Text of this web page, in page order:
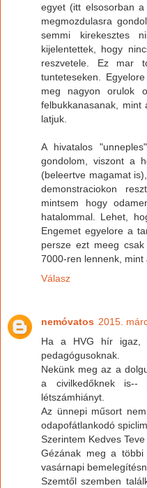
egyet (itt elsosorban
megmozdulasra
semmi kirekesztes
kijelentettek, hogy
reszvetele. Ez mar
tunteteseken.
meg nagyon orulok
felbukkanasanak, mint
latjuk.
A hivatalos
gondolom, viszont a
(beleertve magamat
demonstraciokon
mintsem hogy
hatalommal. Lehet,
Engemet egyelore a
persze ezt meeg
7000-ren lennenk, mint
Válasz
nemóvatos 2015.
Ha a HVG hír igaz,
pedagógusoknak.
Nekünk meg az a
a civilkedőknek is--
létszámhiányt.
Az ünnepi műsort
odapofátlankodó
Szerintem Kedves
Gézának meg a
vasárnapi
Szemtől szemben